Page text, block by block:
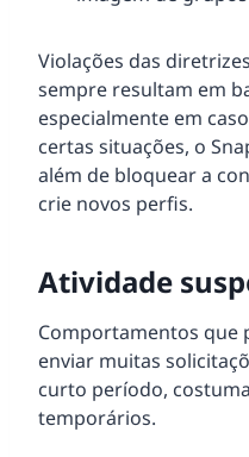
Violações das
sempre resultam em
especialmente em
certas situações, o
além de bloquear a
crie novos perfis.
Atividade
Comportamentos que
enviar muitas
curto período,
temporários.